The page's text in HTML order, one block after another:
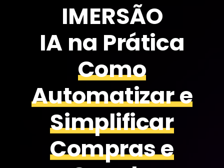
IMERSÃO
IA na Prática
Como
Automatizar e
Simplificar
Compras e